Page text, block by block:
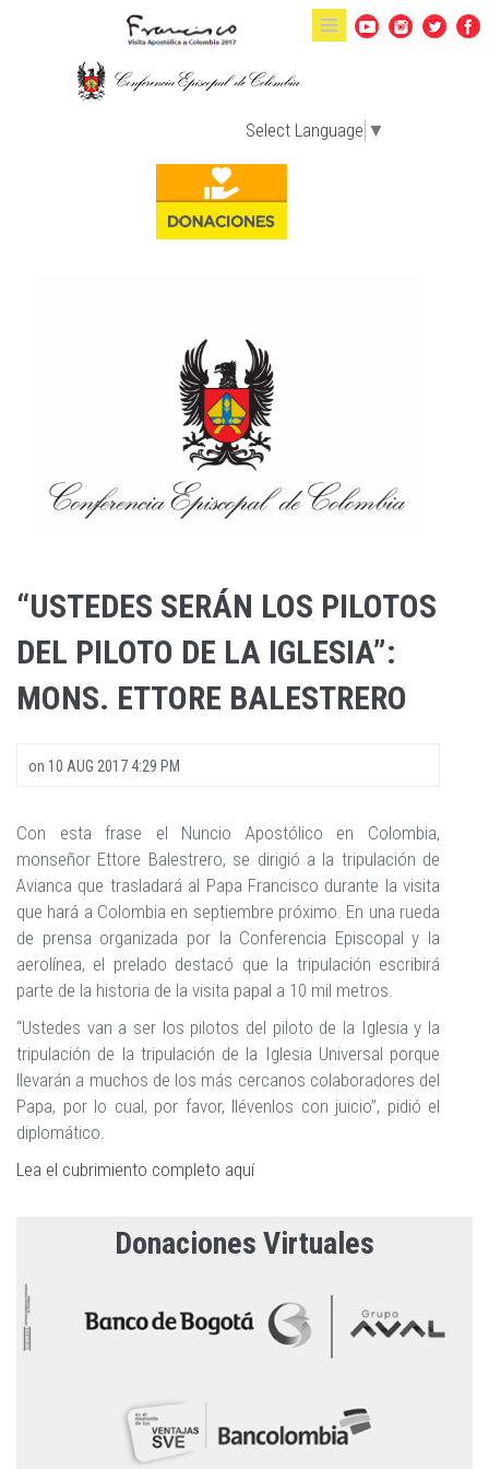
Pasar al contenido principal
Select Language ▼
“USTEDES SERÁN LOS PILOTOS
DEL PILOTO DE LA IGLESIA”:
MONS. ETTORE BALESTRERO
on 10 AUG 2017 4:29 PM
Con esta frase el Nuncio Apostólico en Colombia,
monseñor Ettore Balestrero, se dirigió a la tripulación de
Avianca que trasladará al Papa Francisco durante la visita
que hará a Colombia en septiembre próximo. En una rueda
de prensa organizada por la Conferencia Episcopal y la
aerolínea, el prelado destacó que la tripulación escribirá
parte de la historia de la visita papal a 10 mil metros.
“Ustedes van a ser los pilotos del piloto de la Iglesia y la
tripulación de la tripulación de la Iglesia Universal porque
llevarán a muchos de los más cercanos colaboradores del
Papa, por lo cual, por favor, llévenlos con juicio”, pidió el
diplomático.
Lea el cubrimiento completo aquí
Donaciones Virtuales